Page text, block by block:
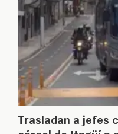
Trasladan a jefes